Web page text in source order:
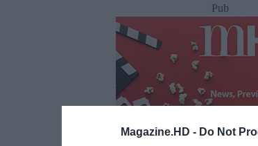
Magazine.HD - Do Not
Pub